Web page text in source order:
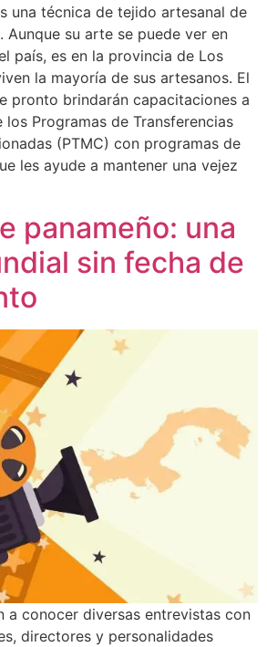
una técnica de tejido artesanal de
Aunque su arte se puede ver en
país, es en la provincia de Los
la mayoría de sus artesanos. El
pronto brindarán capacitaciones a
Programas de Transferencias
(PTMC) con programas de
les ayude a mantener una vejez
panameño: una
sin fecha de
a conocer diversas entrevistas con
directores y personalidades